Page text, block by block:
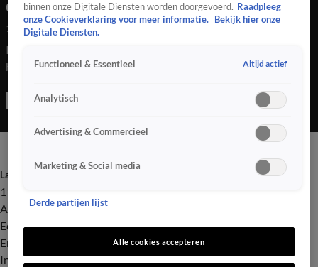
Oudkarspel
17 sep 2024, 09:30
In Oudkarspel is maandagavond een fietser overleden die in
botsing kwam met een auto.
Laatste nieuws
112
Advies & Tips
Economie
Entertainment
Infrastructuur
binnen onze Digitale Diensten worden doorgevoerd. Raadpleeg
onze Cookieverklaring voor meer informatie.
Bekijk hier onze
Digitale Diensten.
Functioneel & Essentieel Altijd actief
Analytisch
Advertising & Commercieel
Marketing & Social media
Derde partijen lijst
Alle cookies accepteren